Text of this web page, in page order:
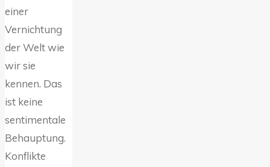
einer
Vernichtung
der Welt wie
wir sie
kennen. Das
ist keine
sentimentale
Behauptung.
Konflikte